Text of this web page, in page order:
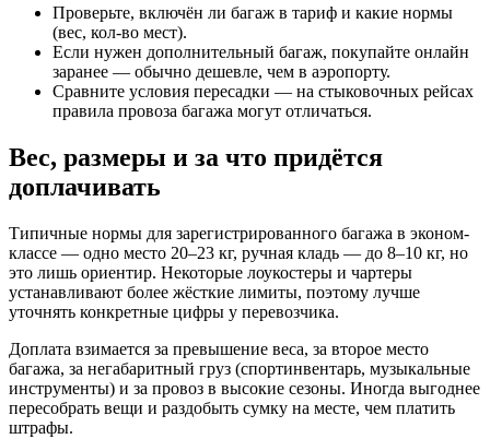
Проверьте, включён ли багаж в тариф и какие нормы
(вес, кол-во мест).
Если нужен дополнительный багаж, покупайте онлайн
заранее — обычно дешевле, чем в аэропорту.
Сравните условия пересадки — на стыковочных рейсах
правила провоза багажа могут отличаться.
Вес, размеры и за что придётся
доплачивать
Типичные нормы для зарегистрированного багажа в эконом-
классе — одно место 20–23 кг, ручная кладь — до 8–10 кг, но
это лишь ориентир. Некоторые лоукостеры и чартеры
устанавливают более жёсткие лимиты, поэтому лучше
уточнять конкретные цифры у перевозчика.
Доплата взимается за превышение веса, за второе место
багажа, за негабаритный груз (спортинвентарь, музыкальные
инструменты) и за провоз в высокие сезоны. Иногда выгоднее
пересобрать вещи и раздобыть сумку на месте, чем платить
штрафы.